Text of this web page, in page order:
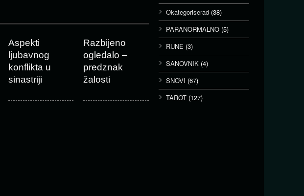
Aspekti
ljubavnog
konflikta u
sinastriji
Razbijeno
ogledalo –
predznak
žalosti
Okategoriserad (38)
PARANORMALNO (5)
RUNE (3)
SANOVNIK (4)
SNOVI (67)
TAROT (127)